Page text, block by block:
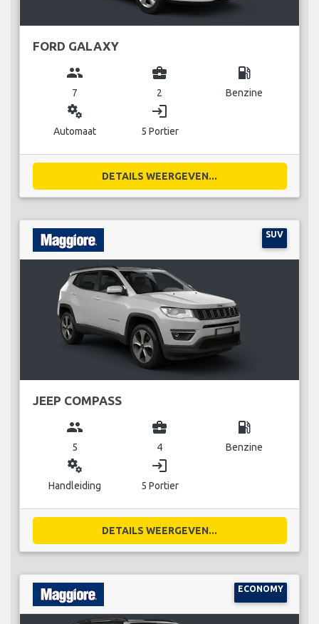
FORD GALAXY
group
7
business_center
2
local_gas_station
Benzine
miscellaneous_services
Automaat
login
5 Portier
DETAILS WEERGEVEN...
SUV
JEEP COMPASS
group
5
business_center
4
local_gas_station
Benzine
miscellaneous_services
Handleiding
login
5 Portier
DETAILS WEERGEVEN...
ECONOMY